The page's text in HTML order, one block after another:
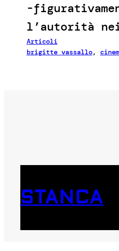
-
l’autorità
Articoli
brigitte vassallo,
STANCA